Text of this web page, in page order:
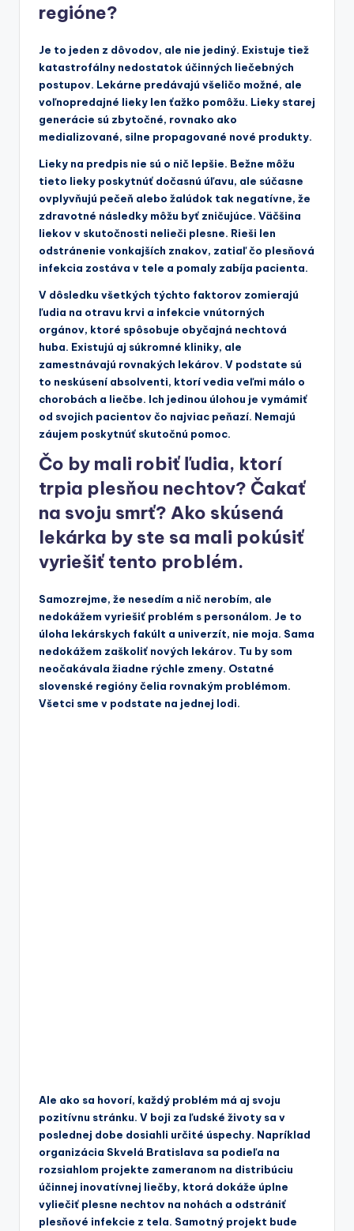
regióne?
Je to jeden z dôvodov, ale nie jediný. Existuje tiež
katastrofálny nedostatok účinných liečebných
postupov. Lekárne predávajú všeličo možné, ale
voľnopredajné lieky len ťažko pomôžu. Lieky starej
generácie sú zbytočné, rovnako ako
medializované, silne propagované nové produkty.
Lieky na predpis nie sú o nič lepšie. Bežne môžu
tieto lieky poskytnúť dočasnú úľavu, ale súčasne
ovplyvňujú pečeň alebo žalúdok tak negatívne, že
zdravotné následky môžu byť zničujúce. Väčšina
liekov v skutočnosti nelieči plesne. Rieši len
odstránenie vonkajších znakov, zatiaľ čo plesňová
infekcia zostáva v tele a pomaly zabíja pacienta.
V dôsledku všetkých týchto faktorov zomierajú
ľudia na otravu krvi a infekcie vnútorných
orgánov, ktoré spôsobuje obyčajná nechtová
huba. Existujú aj súkromné kliniky, ale
zamestnávajú rovnakých lekárov. V podstate sú
to neskúsení absolventi, ktorí vedia veľmi málo o
chorobách a liečbe. Ich jedinou úlohou je vymámiť
od svojich pacientov čo najviac peňazí. Nemajú
záujem poskytnúť skutočnú pomoc.
Čo by mali robiť ľudia, ktorí
trpia plesňou nechtov? Čakať
na svoju smrť? Ako skúsená
lekárka by ste sa mali pokúsiť
vyriešiť tento problém.
Samozrejme, že nesedím a nič nerobím, ale
nedokážem vyriešiť problém s personálom. Je to
úloha lekárskych fakúlt a univerzít, nie moja. Sama
nedokážem zaškoliť nových lekárov. Tu by som
neočakávala žiadne rýchle zmeny. Ostatné
slovenské regióny čelia rovnakým problémom.
Všetci sme v podstate na jednej lodi.
Ale ako sa hovorí, každý problém má aj svoju
pozitívnu stránku. V boji za ľudské životy sa v
poslednej dobe dosiahli určité úspechy. Napríklad
organizácia Skvelá Bratislava sa podieľa na
rozsiahlom projekte zameranom na distribúciu
účinnej inovatívnej liečby, ktorá dokáže úplne
vyliečiť plesne nechtov na nohách a odstrániť
plesňové infekcie z tela. Samotný projekt bude